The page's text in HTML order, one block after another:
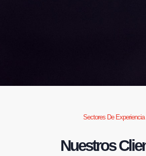
Sectores De Experiencia
Nuestros